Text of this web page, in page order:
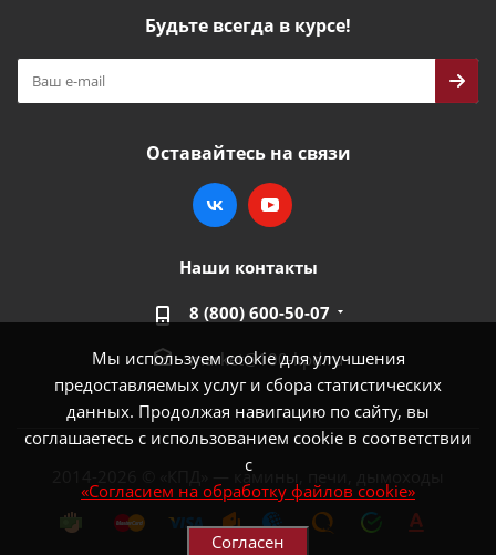
Мы используем cookie для улучшения
предоставляемых услуг и сбора статистических
данных. Продолжая навигацию по сайту, вы
соглашаетесь с использованием cookie в соответствии
с
«Согласием на обработку файлов cookie»
Согласен
Будьте всегда в курсе!
Оставайтесь на связи
Наши контакты
8 (800) 600-50-07
market@100-kpd.ru
2014-2026 © «КПД» — камины, печи, дымоходы